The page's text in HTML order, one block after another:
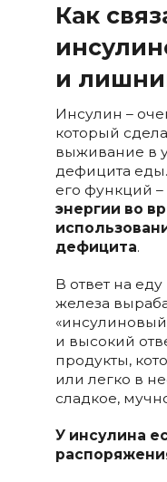
Как
и
Инсулин –
который
выживание в
дефицита
его функций –
энергии во
дефицита.
В ответ на
железа
и высокий
продукты,
или легко в
сладкое,
У инсулина